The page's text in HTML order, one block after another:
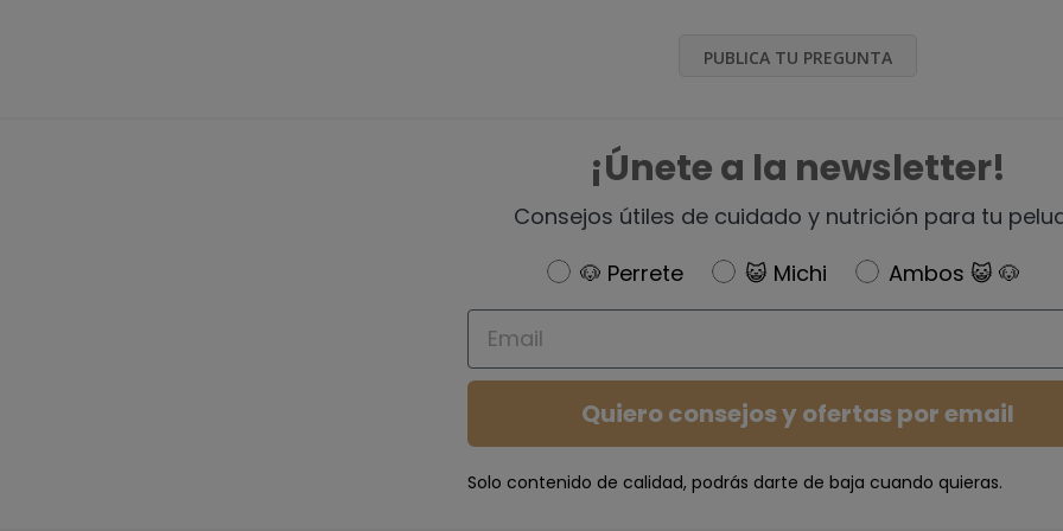
PUBLICA TU PREGUNTA
¡Únete a la newsletter!
Consejos útiles de cuidado y nutrición para tu
Newsletter
🐶 Perrete 😺 Michi
Ambos 😺 🐶
Email
Quiero consejos y ofertas por email
Solo contenido de calidad, podrás darte de baja cuando quieras.